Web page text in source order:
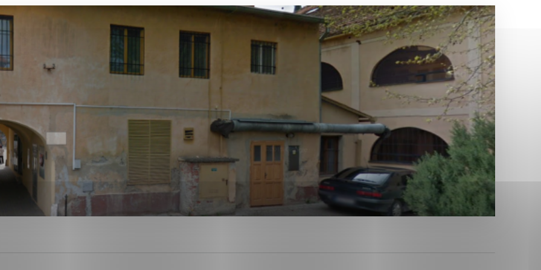
ktorú chcete povoliť
Analytické cookies
pre prevádzku nevyhnutné a pomáhajú urobiť webové stránky uplatniteľnými tým,
ako je navigácia na stránke a prístup k zabezpečeným oblastiam webovej
cookie nemôže web správne fungovať.
Analytické cookies
prevádzkovateľovi stránok pochopiť, ako návštevníci stránok stránku používajú,
a ponúknuť im lepšiu skúsenosť. Všetky dáta sa zbierajú anonymne a nie je
osobou.
Povoliť všetko Viac informácií